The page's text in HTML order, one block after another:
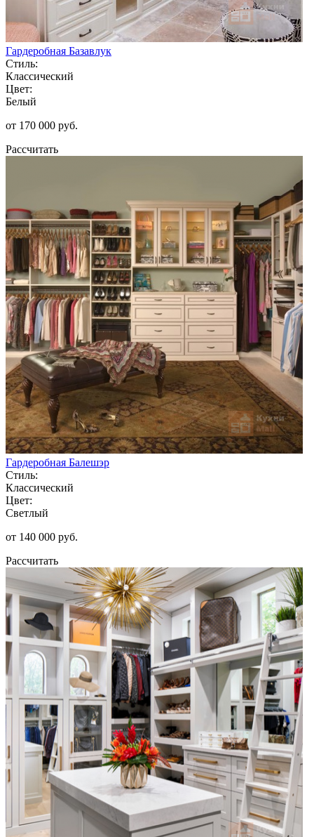
Гардеробная Базавлук
Стиль:
Классический
Цвет:
Белый
от 170 000 руб.
Рассчитать
Гардеробная Балешэр
Стиль:
Классический
Цвет:
Светлый
от 140 000 руб.
Рассчитать